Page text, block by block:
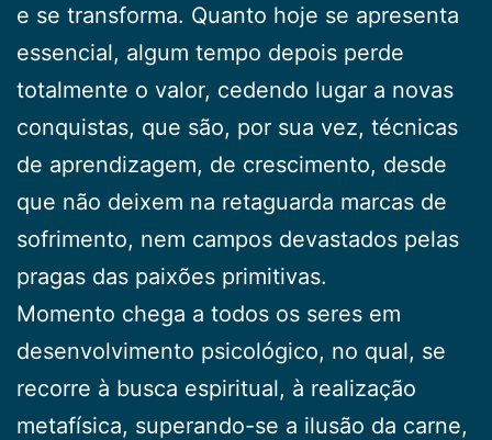
e se transforma. Quanto hoje se apresenta
essencial, algum tempo depois perde
totalmente o valor, cedendo lugar a novas
conquistas, que são, por sua vez, técnicas
de aprendizagem, de crescimento, desde
que não deixem na retaguarda marcas de
sofrimento, nem campos de­vastados pelas
pragas das paixões primitivas.
Momento chega a todos os seres em
desenvolvi­mento psicológico, no qual, se
recorre à busca espiritu­al, à realização
metafísica, superando-se a ilusão da car­ne,